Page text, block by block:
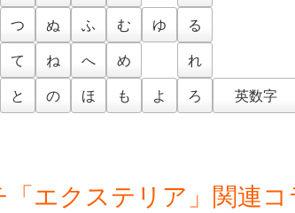
つ
て
と
ぬ
ね
の
ふ
へ
ほ
む
め
も
ゆ
よ
る
れ
ろ
英数字
「エクステリア」関連コ